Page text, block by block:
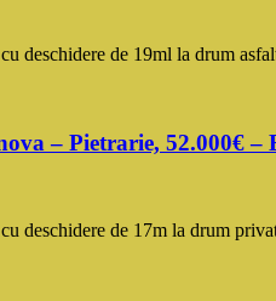
de 19ml la drum
– Pietrarie, 52.000€
de 17m la drum